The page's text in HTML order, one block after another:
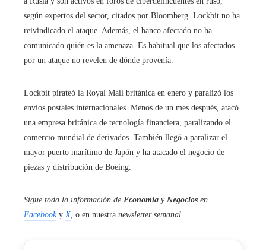
según expertos del sector, citados por Bloomberg. Lockbit no ha
reivindicado el ataque. Además, el banco afectado no ha
comunicado quién es la amenaza. Es habitual que los afectados
por un ataque no revelen de dónde provenía.
Lockbit pirateó la Royal Mail británica en enero y paralizó los
envíos postales internacionales. Menos de un mes después, atacó
una empresa británica de tecnología financiera, paralizando el
comercio mundial de derivados. También llegó a paralizar el
mayor puerto marítimo de Japón y ha atacado el negocio de
piezas y distribución de Boeing.
Sigue toda la información de Economía y Negocios en
Facebooky X , o en nuestra newsletter semanal